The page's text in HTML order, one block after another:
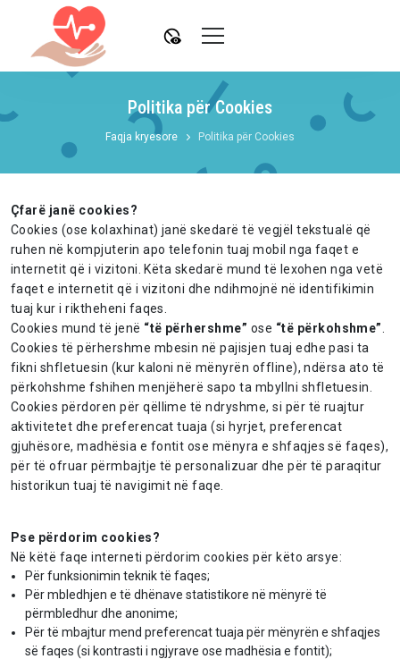
disabled_visible
Politika për Cookies
Faqja kryesore Politika për Cookies
Çfarë janë cookies?
Cookies (ose kolaxhinat) janë skedarë të vegjël tekstualë që
ruhen në kompjuterin apo telefonin tuaj mobil nga faqet e
internetit që i vizitoni. Këta skedarë mund të lexohen nga vetë
faqet e internetit që i vizitoni dhe ndihmojnë në identifikimin
tuaj kur i riktheheni faqes.
Cookies mund të jenë “të përhershme” ose “të përkohshme”
Cookies të përhershme mbesin në pajisjen tuaj edhe pasi ta
fikni shfletuesin (kur kaloni në mënyrën offline), ndërsa ato të
përkohshme fshihen menjëherë sapo ta mbyllni shfletuesin.
Cookies përdoren për qëllime të ndryshme, si për të ruajtur
aktivitetet dhe preferencat tuaja (si hyrjet, preferencat
gjuhësore, madhësia e fontit ose mënyra e shfaqjes së faqes),
për të ofruar përmbajtje të personalizuar dhe për të paraqitur
historikun tuaj të navigimit në faqe.
Pse përdorim cookies?
Në këtë faqe interneti përdorim cookies për këto arsye:
Për funksionimin teknik të faqes;
Për mbledhjen e të dhënave statistikore në mënyrë të
përmbledhur dhe anonime;
Për të mbajtur mend preferencat tuaja për mënyrën e shfaqjes
së faqes (si kontrasti i ngjyrave ose madhësia e fontit);